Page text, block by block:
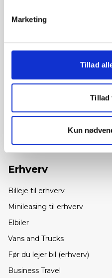
Marketing
Tillad
Tillad
Kun
Kundeservice
Udlandsdansker
FAQ
Flyt-selv service
Nyheder fra Europcar
Erhverv
Billeje til erhverv
Minileasing til erhverv
Elbiler
Vans and Trucks
Før du lejer bil (erhverv)
Business Travel